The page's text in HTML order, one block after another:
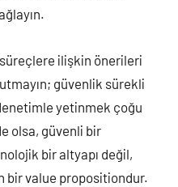
ilişkin önerileri
güvenlik sürekli
yetinmek çoğu
olsa, güvenli bir
bir altyapı değil,
bir value propositiondur.